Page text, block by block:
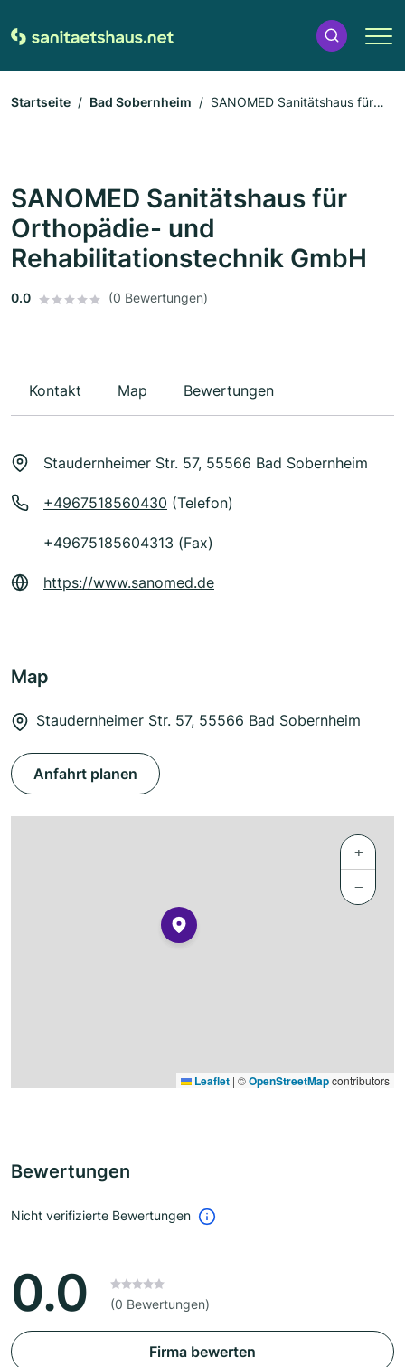
Startseite Bad Sobernheim
SANOMED Sanitätshaus für
SANOMED Sanitätshaus für
Orthopädie- und
Rehabilitationstechnik GmbH
0.0 (0 Bewertungen)
Kontakt Map Bewertungen
Staudernheimer Str. 57, 55566 Bad Sobernheim
+4967518560430 (Telefon)
+49675185604313 (Fax)
https://www.sanomed.de
Map
Staudernheimer Str. 57, 55566 Bad Sobernheim
Anfahrt planen
+
−
Leaflet | ©OpenStreetMapcontributors
Bewertungen
Nicht verifizierte Bewertungen
0.0 (0 Bewertungen)
Firma bewerten